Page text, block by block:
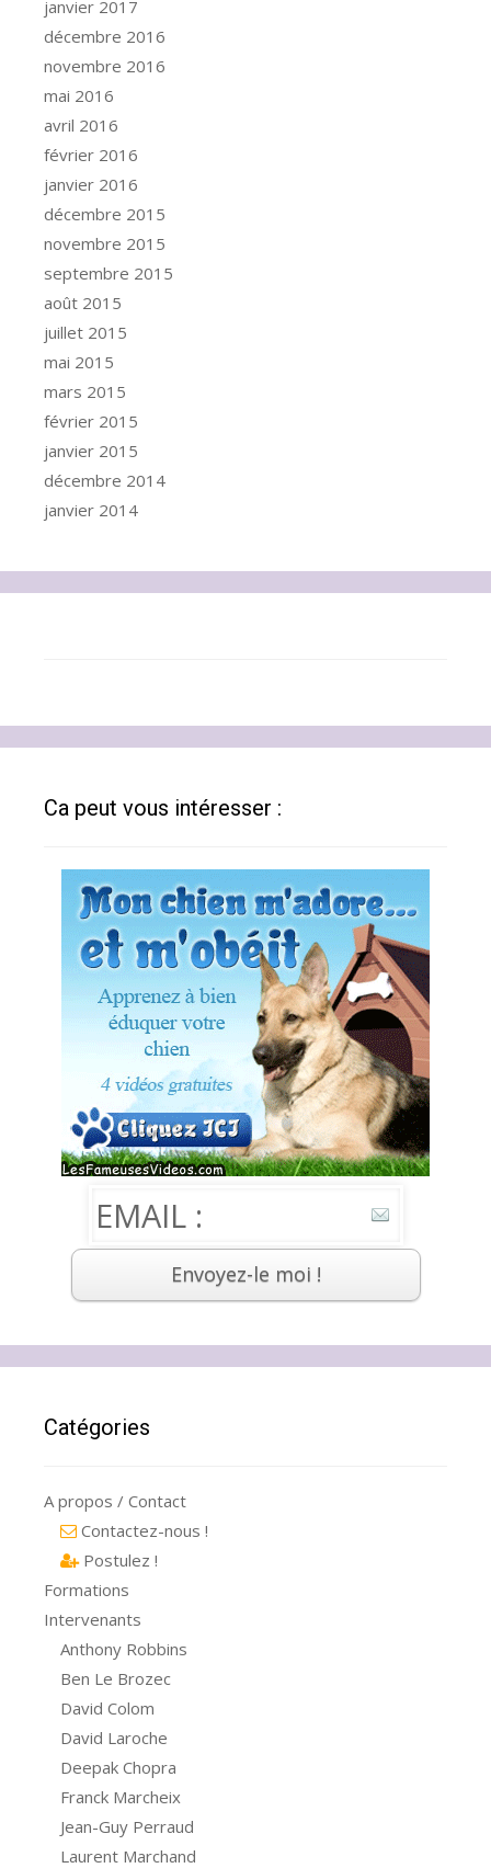
janvier 2017
décembre 2016
novembre 2016
mai 2016
avril 2016
février 2016
janvier 2016
décembre 2015
novembre 2015
septembre 2015
août 2015
juillet 2015
mai 2015
mars 2015
février 2015
janvier 2015
décembre 2014
janvier 2014
Ca peut vous intéresser :
Catégories
A propos / Contact
Contactez-nous !
Postulez !
Formations
Intervenants
Anthony Robbins
Ben Le Brozec
David Colom
David Laroche
Deepak Chopra
Franck Marcheix
Jean-Guy Perraud
Laurent Marchand